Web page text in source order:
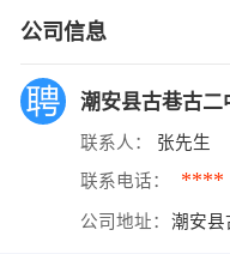
公司信息
潮安县古巷古二
联系人： 张先生
联系电话： ****
公司地址： 潮安县